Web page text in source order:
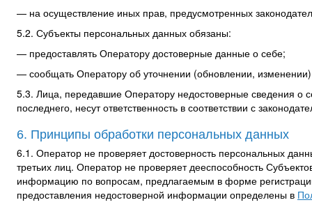
— на осуществление иных прав, предусмотренных
5.2. Субъекты персональных данных обязаны:
— предоставлять Оператору достоверные данные о себе;
— сообщать Оператору об уточнении (обновлении,
5.3. Лица, передавшие Оператору недостоверные сведения о
последнего, несут ответственность в соответствии с
6. Принципы обработки персональных данных
6.1. Оператор не проверяет достоверность персональных
третьих лиц. Оператор не проверяет дееспособность
информацию по вопросам, предлагаемым в форме
предоставления недостоверной информации определены в